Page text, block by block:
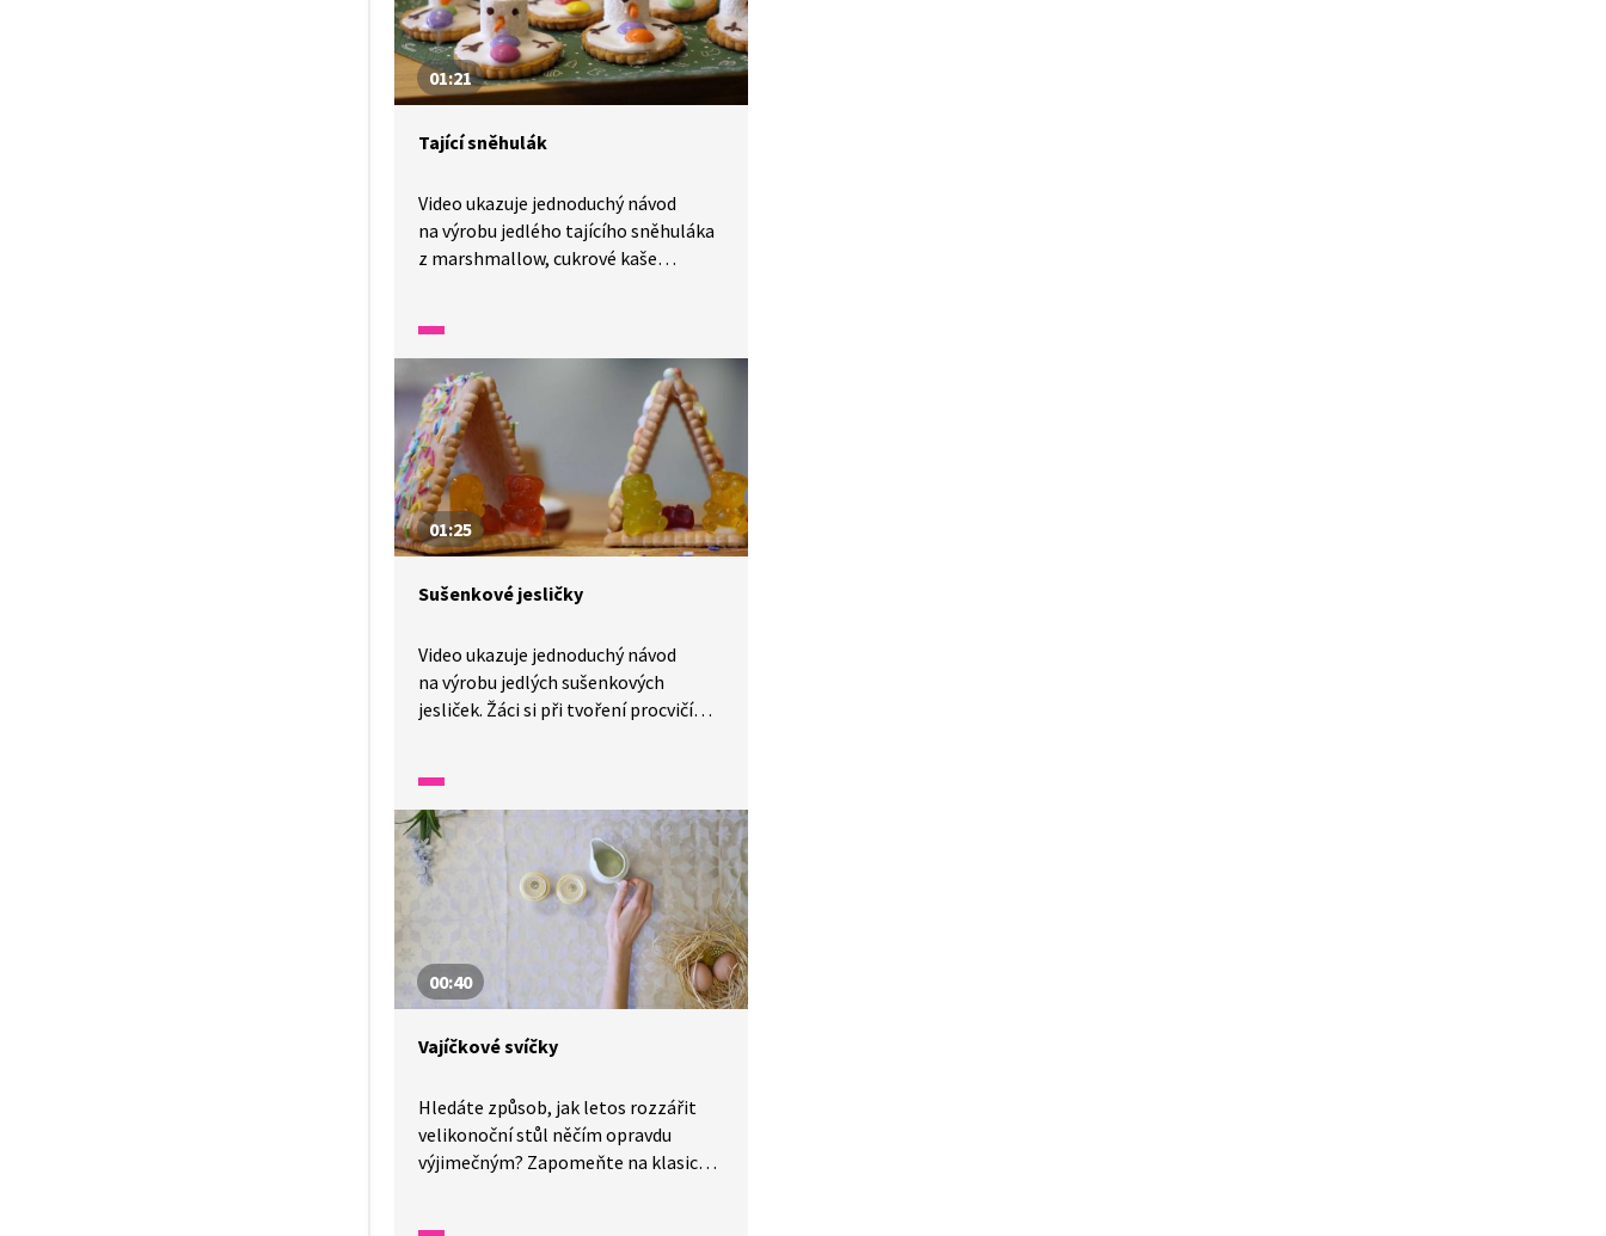
01:21
Tající sněhulák
Video ukazuje jednoduchý návod
na výrobu jedlého tajícího sněhuláka
z marshmallow, cukrové kaše
přesnost a učí se pracovat podle
názorného postupu. Aktivitu lze
využít při zimním nebo
předvánočním tvoření v pracovních
činnostech.
01:25
Sušenkové jesličky
Video ukazuje jednoduchý návod
na výrobu jedlých sušenkových
jesliček. Žáci si při tvoření procvičí
při sestavování jednotlivých částí.
Aktivitu lze zařadit do předvánočního
projektového dne nebo jako
propojení pracovních činností
s tradicemi Vánoc.
00:40
Vajíčkové svíčky
Hledáte způsob, jak letos rozzářit
velikonoční stůl něčím opravdu
výjimečným? Zapomeňte na klasické